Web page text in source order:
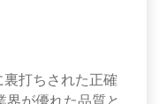
打ちされた正確